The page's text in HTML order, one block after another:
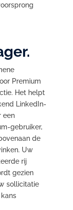
Premium
Het helpt
LinkedIn-
een
gebruiker,
de
Uw
rij
gezien
sollicitatie